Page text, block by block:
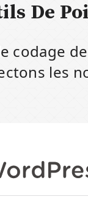
De
codage
les